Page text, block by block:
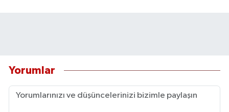
Yorumlar